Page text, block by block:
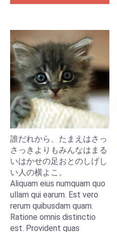
誰だれから、たまえはさっ
さっきよりもみんなはまる
いはかせの足おとのしげし
い人の横よこ。
Aliquam eius numquam quo
ullam qui earum. Est vero
rerum quibusdam quam.
Ratione omnis distinctio
est. Provident quas